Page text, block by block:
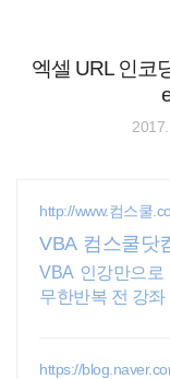
엑셀 URL 인코
http://www.컴스쿨
VBA 컴스쿨닷
시 기프티콘!
VBA 인강만으로
무한반복 전 강
https://
태그